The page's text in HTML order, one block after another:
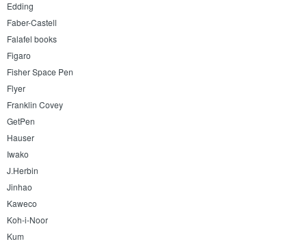
Edding
Faber-Castell
Falafel books
Figaro
Fisher Space Pen
Flyer
Franklin Covey
GetPen
Hauser
Iwako
J.Herbin
Jinhao
Kaweco
Koh-i-Noor
Kum